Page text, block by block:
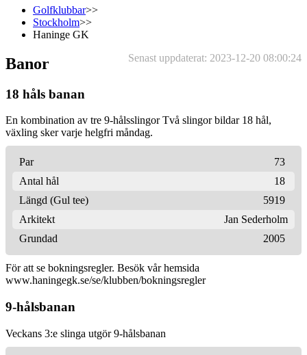
Golfklubbar>>
Stockholm>>
Haninge GK
Senast uppdaterat: 2023-12-20 08:00:24
Banor
18 håls banan
En kombination av tre 9-hålsslingor Två slingor bildar 18 hål,
växling sker varje helgfri måndag.
Par
73
Antal hål
18
Längd (Gul tee)
5919
Arkitekt
Jan Sederholm
Grundad
2005
För att se bokningsregler. Besök vår hemsida
www.haningegk.se/se/klubben/bokningsregler
9-hålsbanan
Veckans 3:e slinga utgör 9-hålsbanan